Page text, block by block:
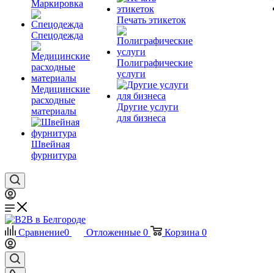
Маркировка
Спецодежда
Медицинские
расходные
материалы
Швейная
фурнитура
Печать этикеток
Полиграфические
услуги
Другие услуги
для бизнеса
Сравнение0 Отложенные 0 Корзина 0